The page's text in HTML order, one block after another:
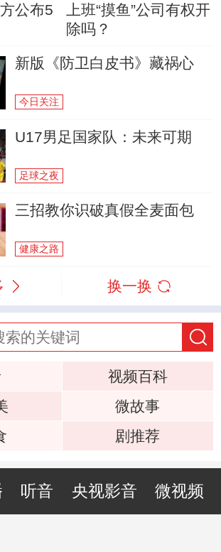
公布5
上班“摸鱼”公司有权开
除吗？
新版《防卫白皮书》藏祸心
今日关注
U17男足国家队：未来可期
足球之夜
三招教你识破真假全麦面包
健康之路
换一换
视频百科
微故事
剧推荐
听音 央视影音 微视频